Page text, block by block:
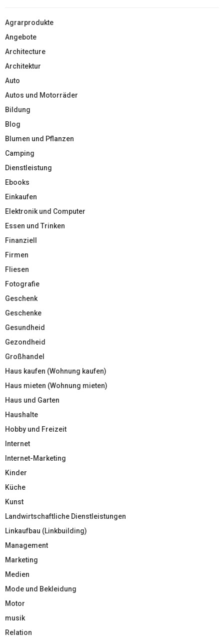
Agrarprodukte
Angebote
Architecture
Architektur
Auto
Autos und Motorräder
Bildung
Blog
Blumen und Pflanzen
Camping
Dienstleistung
Ebooks
Einkaufen
Elektronik und Computer
Essen und Trinken
Finanziell
Firmen
Fliesen
Fotografie
Geschenk
Geschenke
Gesundheid
Gezondheid
Großhandel
Haus kaufen (Wohnung kaufen)
Haus mieten (Wohnung mieten)
Haus und Garten
Haushalte
Hobby und Freizeit
Internet
Internet-Marketing
Kinder
Küche
Kunst
Landwirtschaftliche Dienstleistungen
Linkaufbau (Linkbuilding)
Management
Marketing
Medien
Mode und Bekleidung
Motor
musik
Relation